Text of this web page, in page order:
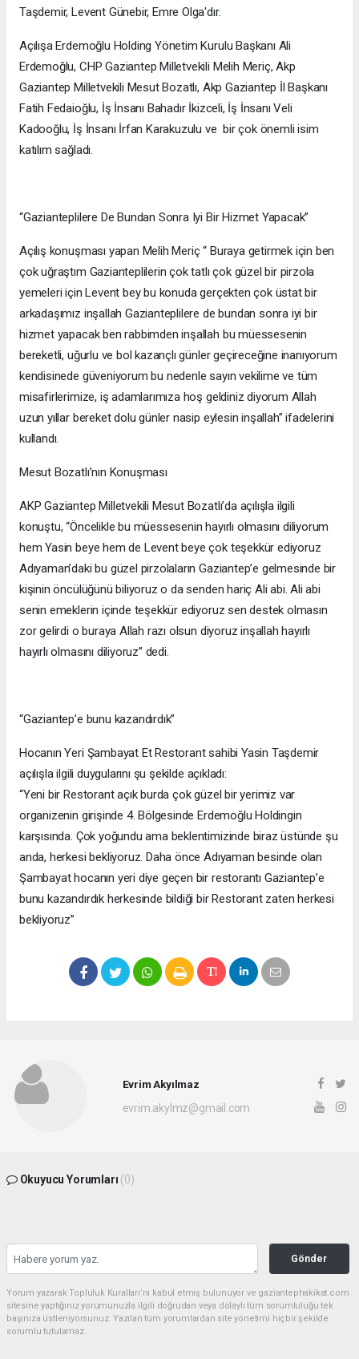
Taşdemir, Levent Günebir, Emre Olga'dır.
Açılışa Erdemoğlu Holding Yönetim Kurulu Başkanı Ali
Erdemoğlu, CHP Gaziantep Milletvekili Melih Meriç, Akp
Gaziantep Milletvekili Mesut Bozatlı, Akp Gaziantep İl Başkanı
Fatih Fedaioğlu, İş İnsanı Bahadır İkizceli, İş İnsanı Veli
Kadooğlu, İş İnsanı İrfan Karakuzulu ve bir çok önemli isim
katılım sağladı.
“Gazianteplilere De Bundan Sonra Iyi Bir Hizmet Yapacak”
Açılış konuşması yapan Melih Meriç “ Buraya getirmek için ben
çok uğraştım Gazianteplilerin çok tatlı çok güzel bir pirzola
yemeleri için Levent bey bu konuda gerçekten çok üstat bir
arkadaşımız inşallah Gazianteplilere de bundan sonra iyi bir
hizmet yapacak ben rabbimden inşallah bu müessesenin
bereketli, uğurlu ve bol kazançlı günler geçireceğine inanıyorum
kendisinede güveniyorum bu nedenle sayın vekilime ve tüm
misafirlerimize, iş adamlarımıza hoş geldiniz diyorum Allah
uzun yıllar bereket dolu günler nasip eylesin inşallah” ifadelerini
kullandı.
Mesut Bozatlı’nın Konuşması
AKP Gaziantep Milletvekili Mesut Bozatlı’da açılışla ilgili
konuştu, “Öncelikle bu müessesenin hayırlı olmasını diliyorum
hem Yasin beye hem de Levent beye çok teşekkür ediyoruz
Adıyaman’daki bu güzel pirzolaların Gaziantep’e gelmesinde bir
kişinin öncülüğünü biliyoruz o da senden hariç Ali abi. Ali abi
senin emeklerin içinde teşekkür ediyoruz sen destek olmasın
zor gelirdi o buraya Allah razı olsun diyoruz inşallah hayırlı
hayırlı olmasını diliyoruz” dedi.
“Gaziantep’e bunu kazandırdık”
Hocanın Yeri Şambayat Et Restorant sahibi Yasin Taşdemir
açılışla ilgili duygularını şu şekilde açıkladı:
“Yeni bir Restorant açık burda çok güzel bir yerimiz var
organizenin girişinde 4. Bölgesinde Erdemoğlu Holdingin
karşısında. Çok yoğundu ama beklentimizinde biraz üstünde şu
anda, herkesi bekliyoruz. Daha önce Adıyaman besinde olan
Şambayat hocanın yeri diye geçen bir restorantı Gaziantep’e
bunu kazandırdık herkesinde bildiği bir Restorant zaten herkesi
bekliyoruz”
Evrim Akyılmaz
evrim.akylmz@gmail.com
Okuyucu Yorumları (0)
Gönder
Yorum yazarak Topluluk Kuralları’nı kabul etmiş bulunuyor ve gaziantephakikat.com
sitesine yaptığınız yorumunuzla ilgili doğrudan veya dolaylı tüm sorumluluğu tek
başınıza üstleniyorsunuz. Yazılan tüm yorumlardan site yönetimi hiçbir şekilde
sorumlu tutulamaz.